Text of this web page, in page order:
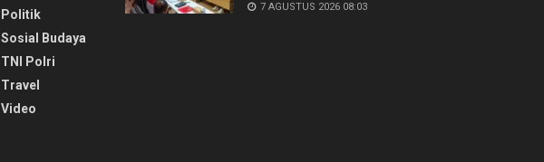
Politik
Sosial Budaya
TNI Polri
Travel
Video
7 AGUSTUS 2026 08:03